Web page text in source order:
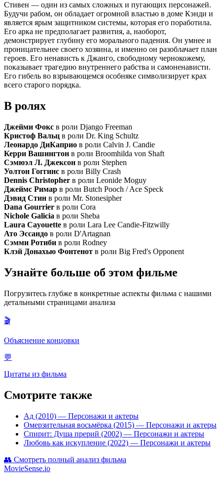
Стивен — один из самых сложных и пугающих персонажей.
Будучи рабом, он обладает огромной властью в доме Кэнди и
является ярым защитником системы, которая его поработила.
Его арка не предполагает развития, а, наоборот,
демонстрирует глубину его морального падения. Он умнее и
проницательнее своего хозяина, и именно он разоблачает план
героев. Его ненависть к Джанго, свободному чернокожему,
показывает трагедию внутреннего рабства и самоненависти.
Его гибель во взрывающемся особняке символизирует крах
всего старого порядка.
В ролях
Джейми Фокс в роли Django Freeman
Кристоф Вальц в роли Dr. King Schultz
Леонардо ДиКаприо в роли Calvin J. Candie
Керри Вашингтон в роли Broomhilda von Shaft
Сэмюэл Л. Джексон в роли Stephen
Уолтон Гоггинс в роли Billy Crash
Dennis Christopher в роли Leonide Moguy
Джеймс Римар в роли Butch Pooch / Ace Speck
Дэвид Стин в роли Mr. Stonesipher
Dana Gourrier в роли Cora
Nichole Galicia в роли Sheba
Laura Cayouette в роли Lara Lee Candie-Fitzwilly
Ато Эссандо в роли D'Artagnan
Сэмми Ротиби в роли Rodney
Клэй Донахью Фонтенот в роли Big Fred's Opponent
Узнайте больше об этом фильме
Погрузитесь глубже в конкретные аспекты фильма с нашими
детальными страницами анализа
🎬
Объяснение концовки
💬
Цитаты из фильма
Смотрите также
Ад (2010) — Персонажи и актеры
Омерзительная восьмёрка (2015) — Персонажи и актеры
Спирит: Душа прерий (2002) — Персонажи и актеры
Любовь как искупление (2022) — Персонажи и актеры
👥 Смотреть полный анализ фильма
MovieSense.io